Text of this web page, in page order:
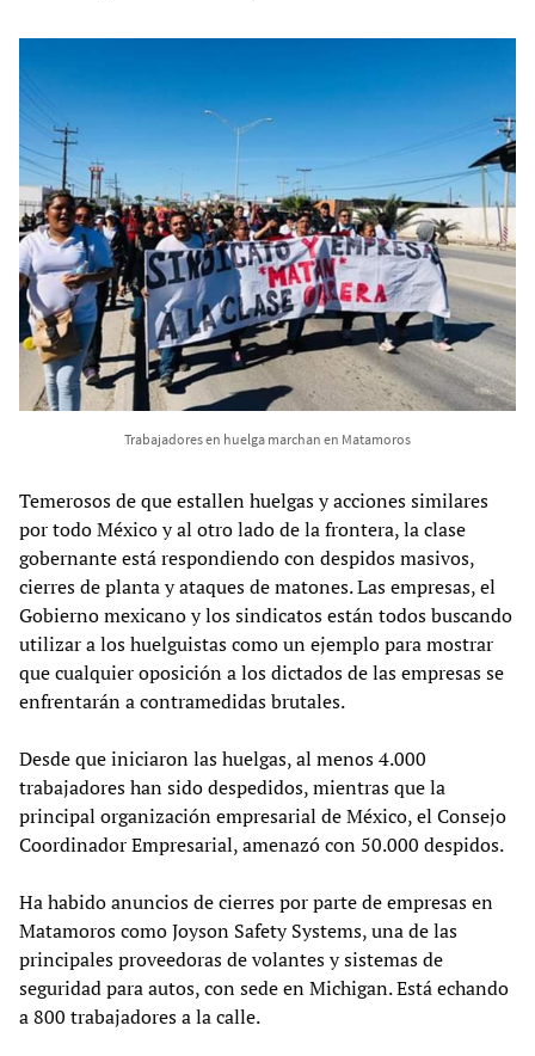
Trabajadores en huelga marchan en Matamoros
Temerosos de que estallen huelgas y acciones similares
por todo México y al otro lado de la frontera, la clase
gobernante está respondiendo con despidos masivos,
cierres de planta y ataques de matones. Las empresas, el
Gobierno mexicano y los sindicatos están todos buscando
utilizar a los huelguistas como un ejemplo para mostrar
que cualquier oposición a los dictados de las empresas se
enfrentarán a contramedidas brutales.
Desde que iniciaron las huelgas, al menos 4.000
trabajadores han sido despedidos, mientras que la
principal organización empresarial de México, el Consejo
Coordinador Empresarial, amenazó con 50.000 despidos.
Ha habido anuncios de cierres por parte de empresas en
Matamoros como Joyson Safety Systems, una de las
principales proveedoras de volantes y sistemas de
seguridad para autos, con sede en Michigan. Está echando
a 800 trabajadores a la calle.